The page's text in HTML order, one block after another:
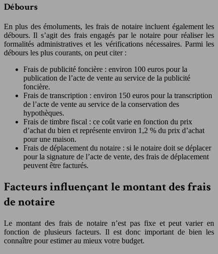
Débours
En plus des émoluments, les frais de notaire incluent également les
débours. Il s’agit des frais engagés par le notaire pour réaliser les
formalités administratives et les vérifications nécessaires. Parmi les
débours les plus courants, on peut citer :
Frais de publicité foncière : environ 100 euros pour la
publication de l’acte de vente au service de la publicité
foncière.
Frais de transcription : environ 150 euros pour la transcription
de l’acte de vente au service de la conservation des
hypothèques.
Frais de timbre fiscal : ce coût varie en fonction du prix
d’achat du bien et représente environ 1,2 % du prix d’achat
pour une maison.
Frais de déplacement du notaire : si le notaire doit se déplacer
pour la signature de l’acte de vente, des frais de déplacement
peuvent être facturés.
Facteurs influençant le montant des frais
de notaire
Le montant des frais de notaire n’est pas fixe et peut varier en
fonction de plusieurs facteurs. Il est donc important de bien les
connaître pour estimer au mieux votre budget.